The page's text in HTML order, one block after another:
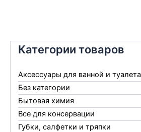
Категории товаров
Аксессуары для ванной и туалета
Без категории
Бытовая химия
Все для консервации
Губки, салфетки и тряпки